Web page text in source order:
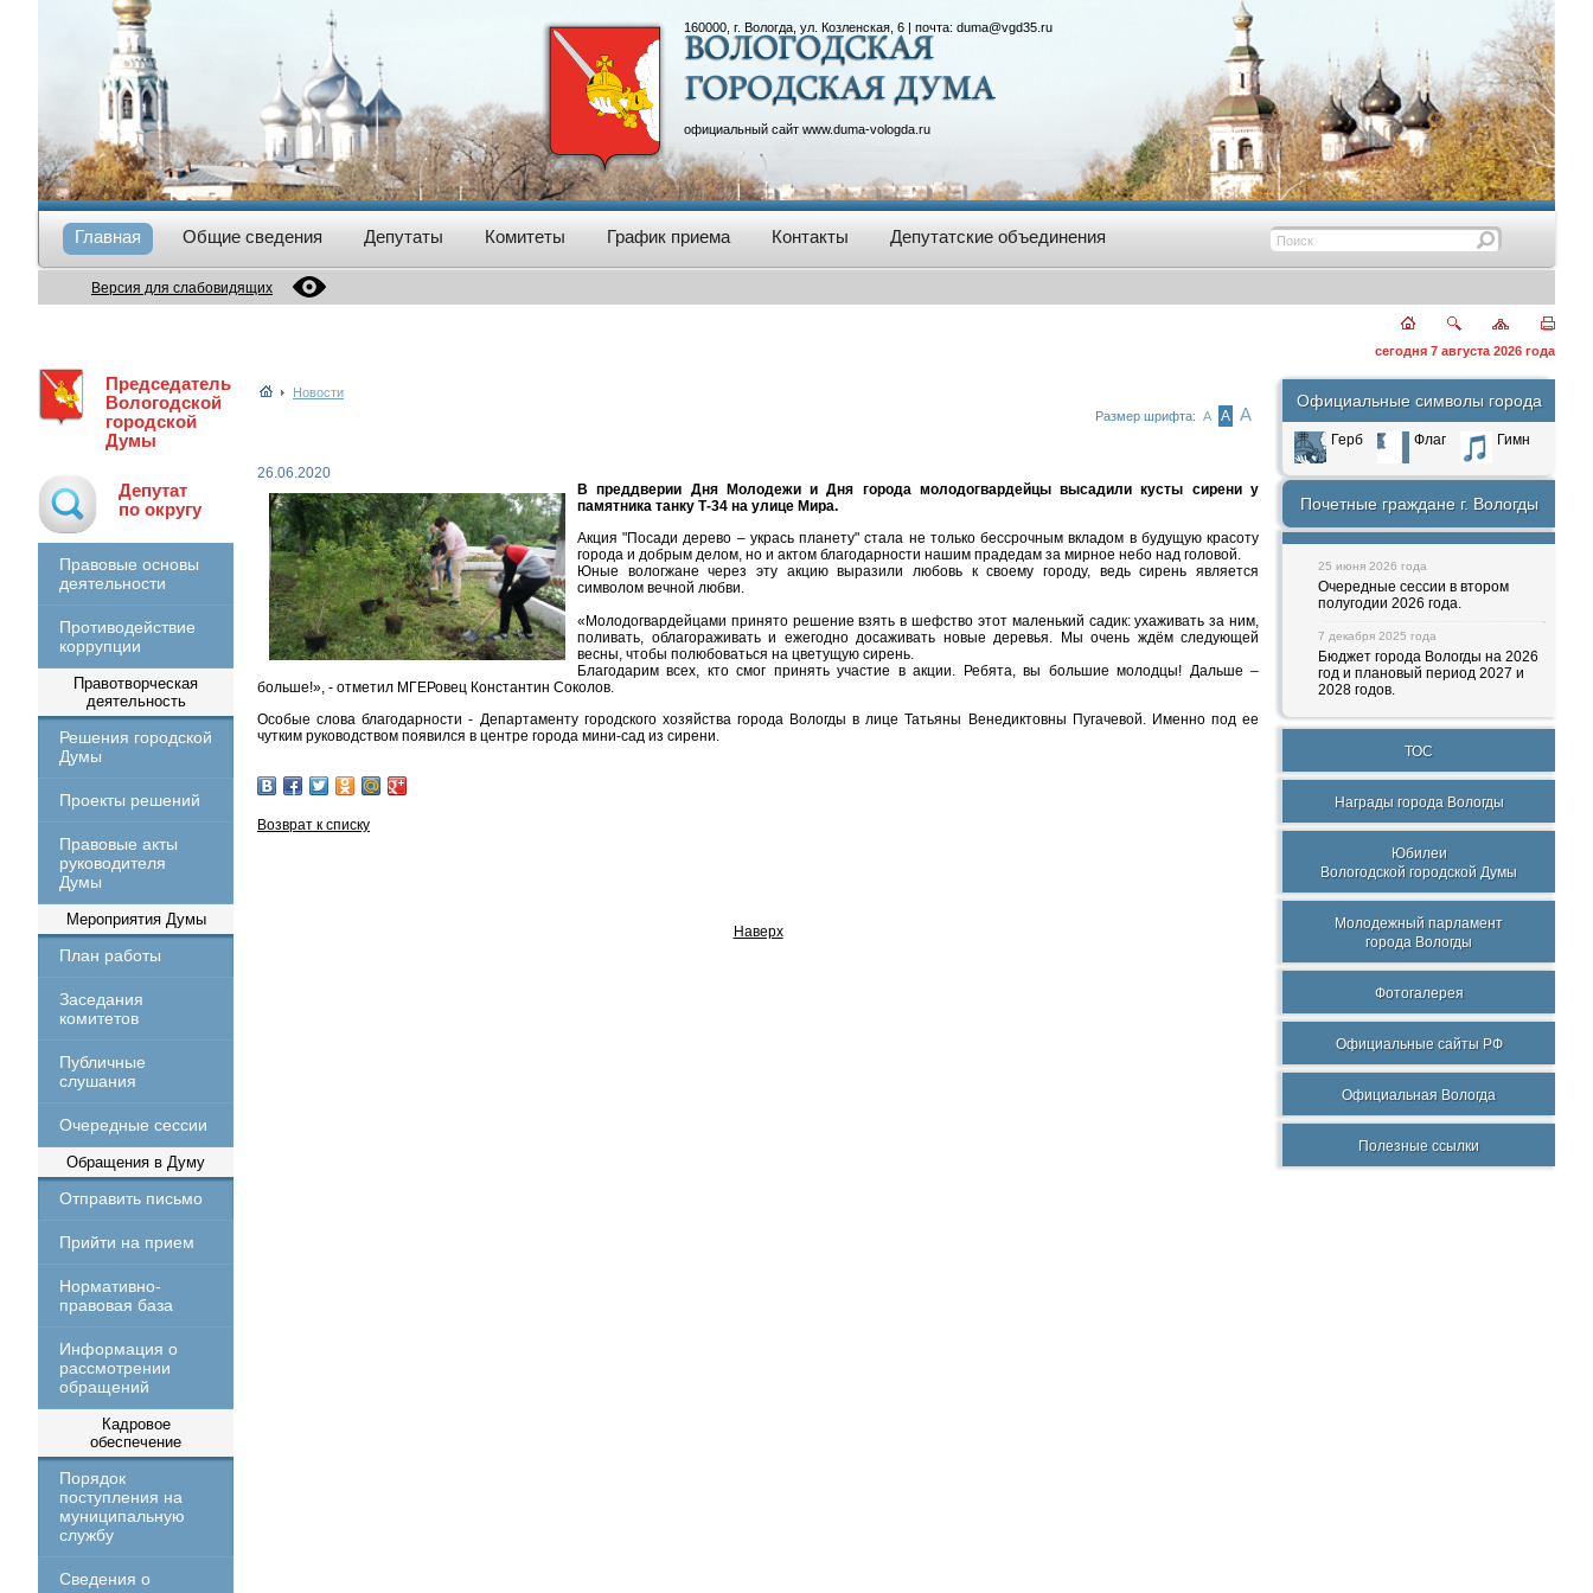
160000, г. Вологда, ул. Козленская, 6 | почта: duma@vgd35.ru
официальный сайт www.duma-vologda.ru
Главная Общие сведения Депутаты Комитеты График приема Контакты Депутатские объединения
Версия для слабовидящих
сегодня 7 августа 2026 года
Председатель
Вологодской
городской
Думы
Депутат
по округу
Правовые основы
деятельности
Противодействие
коррупции
Правотворческая
деятельность
Решения городской
Думы
Проекты решений
Правовые акты
руководителя
Думы
Мероприятия Думы
План работы
Заседания
комитетов
Публичные
слушания
Очередные сессии
Обращения в Думу
Отправить письмо
Прийти на прием
Нормативно-
правовая база
Информация о
рассмотрении
обращений
Кадровое
обеспечение
Порядок
поступления на
муниципальную
службу
Сведения о
Новости
Размер шрифта: А А А
26.06.2020
В преддверии Дня Молодежи и Дня города молодогвардейцы высадили кусты сирени у
памятника танку Т-34 на улице Мира.
Акция "Посади дерево – укрась планету" стала не только бессрочным вкладом в будущую красоту
города и добрым делом, но и актом благодарности нашим прадедам за мирное небо над головой.
Юные вологжане через эту акцию выразили любовь к своему городу, ведь сирень является
символом вечной любви.
«Молодогвардейцами принято решение взять в шефство этот маленький садик: ухаживать за ним,
поливать, облагораживать и ежегодно досаживать новые деревья. Мы очень ждём следующей
весны, чтобы полюбоваться на цветущую сирень.
Благодарим всех, кто смог принять участие в акции. Ребята, вы большие молодцы! Дальше –
больше!», - отметил МГЕРовец Константин Соколов.
Особые слова благодарности - Департаменту городского хозяйства города Вологды в лице Татьяны Венедиктовны Пугачевой. Именно под ее
чутким руководством появился в центре города мини-сад из сирени.
Возврат к списку
Наверх
Официальные символы города
Герб Флаг Гимн
Почетные граждане г. Вологды
25 июня 2026 года
Очередные сессии в втором
полугодии 2026 года.
7 декабря 2025 года
Бюджет города Вологды на 2026
год и плановый период 2027 и
2028 годов.
ТОС
Награды города Вологды
Юбилеи
Вологодской городской Думы
Молодежный парламент
города Вологды
Фотогалерея
Официальные сайты РФ
Официальная Вологда
Полезные ссылки